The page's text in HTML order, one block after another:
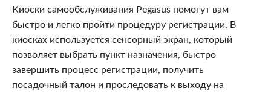
Киоски самообслуживания Pegasus помогут вам
быстро и легко пройти процедуру регистрации. В
киосках используется сенсорный экран, который
позволяет выбрать пункт назначения, быстро
завершить процесс регистрации, получить
посадочный талон и проследовать к выходу на